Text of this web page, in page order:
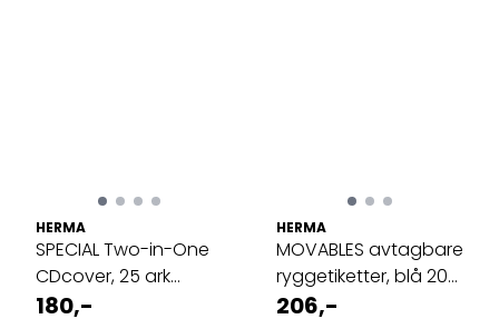
HERMA
SPECIAL Two-in-One
CDcover, 25 ark
121.5x117.5 ...
180,-
HERMA
MOVABLES avtagbare
ryggetiketter, blå 20
ark ...
206,-